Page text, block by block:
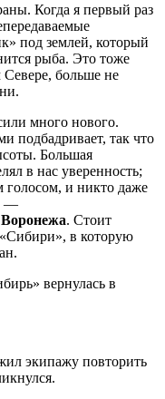
Когда я первый раз
под землей, который
рыба. Это тоже
больше не
много нового.
подбадривает, так что
Большая
в нас уверенность;
и никто даже
—
. Стоит
«Сибири», в которую
экипажу повторить